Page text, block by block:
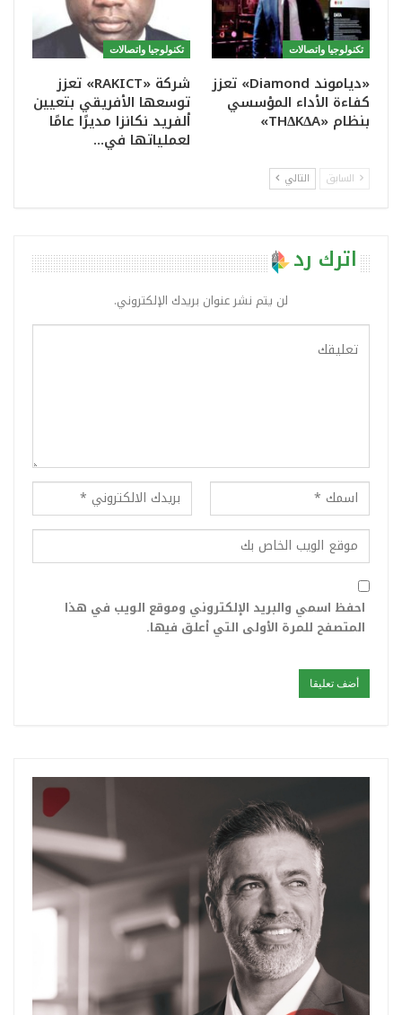
تكنولوجيا واتصالات
«دياموند Diamond» تعزز
كفاءة الأداء المؤسسي
بنظام «THΔKΔA»
تكنولوجيا واتصالات
شركة «RAKICT» تعزز
توسعها الأفريقي بتعيين
ألفريد نكانزا مديرًا عامًا
لعملياتها في…
السابق التالي
اترك رد
لن يتم نشر عنوان بريدك الإلكتروني.
احفظ اسمي والبريد الإلكتروني وموقع الويب في هذا
المتصفح للمرة الأولى التي أعلق فيها.